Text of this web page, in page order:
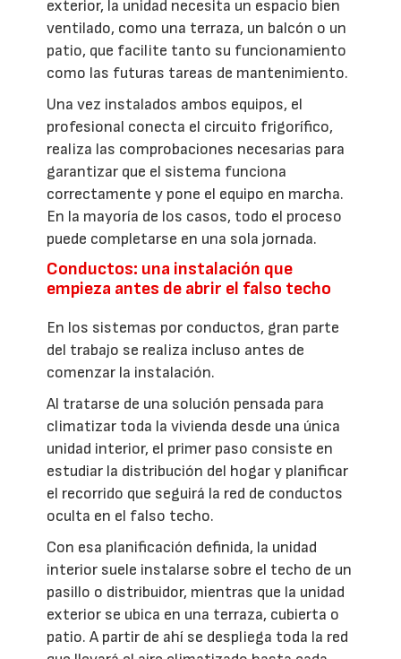
exterior, la unidad necesita un espacio bien
ventilado, como una terraza, un balcón o un
patio, que facilite tanto su funcionamiento
como las futuras tareas de mantenimiento.
Una vez instalados ambos equipos, el
profesional conecta el circuito frigorífico,
realiza las comprobaciones necesarias para
garantizar que el sistema funciona
correctamente y pone el equipo en marcha.
En la mayoría de los casos, todo el proceso
puede completarse en una sola jornada.
Conductos: una instalación que
empieza antes de abrir el falso techo
En los sistemas por conductos, gran parte
del trabajo se realiza incluso antes de
comenzar la instalación.
Al tratarse de una solución pensada para
climatizar toda la vivienda desde una única
unidad interior, el primer paso consiste en
estudiar la distribución del hogar y planificar
el recorrido que seguirá la red de conductos
oculta en el falso techo.
Con esa planificación definida, la unidad
interior suele instalarse sobre el techo de un
pasillo o distribuidor, mientras que la unidad
exterior se ubica en una terraza, cubierta o
patio. A partir de ahí se despliega toda la red